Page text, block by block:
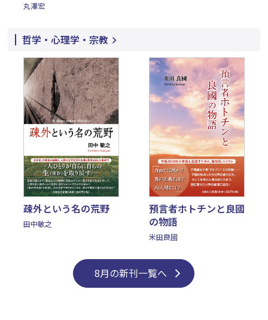
丸澤宏
哲学・心理学・宗教
疎外という名の荒野
田中敏之
預言者ホトチンと良國
の物語
米田良國
8月の新刊一覧へ